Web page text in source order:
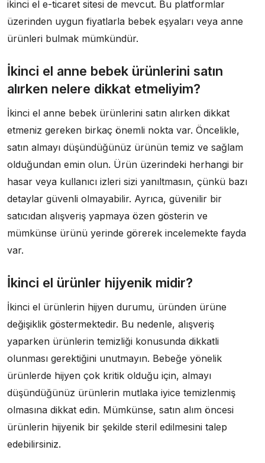
ikinci el e-ticaret sitesi de mevcut. Bu platformlar
üzerinden uygun fiyatlarla bebek eşyaları veya anne
ürünleri bulmak mümkündür.
İkinci el anne bebek ürünlerini satın
alırken nelere dikkat etmeliyim?
İkinci el anne bebek ürünlerini satın alırken dikkat
etmeniz gereken birkaç önemli nokta var. Öncelikle,
satın almayı düşündüğünüz ürünün temiz ve sağlam
olduğundan emin olun. Ürün üzerindeki herhangi bir
hasar veya kullanıcı izleri sizi yanıltmasın, çünkü bazı
detaylar güvenli olmayabilir. Ayrıca, güvenilir bir
satıcıdan alışveriş yapmaya özen gösterin ve
mümkünse ürünü yerinde görerek incelemekte fayda
var.
İkinci el ürünler hijyenik midir?
İkinci el ürünlerin hijyen durumu, üründen ürüne
değişiklik göstermektedir. Bu nedenle, alışveriş
yaparken ürünlerin temizliği konusunda dikkatli
olunması gerektiğini unutmayın. Bebeğe yönelik
ürünlerde hijyen çok kritik olduğu için, almayı
düşündüğünüz ürünlerin mutlaka iyice temizlenmiş
olmasına dikkat edin. Mümkünse, satın alım öncesi
ürünlerin hijyenik bir şekilde steril edilmesini talep
edebilirsiniz.